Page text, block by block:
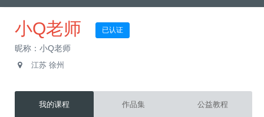
小Q老师 已认证
昵称：小Q老师
江苏 徐州
我的课程 作品集 公益教程